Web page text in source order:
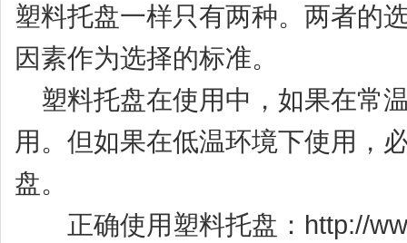
塑料托盘一样只有两种。两者的
因素作为选择的标准。
塑料托盘在使用中，如果在常
用。但如果在低温环境下使用，
盘。
正确使用塑料托盘： http://